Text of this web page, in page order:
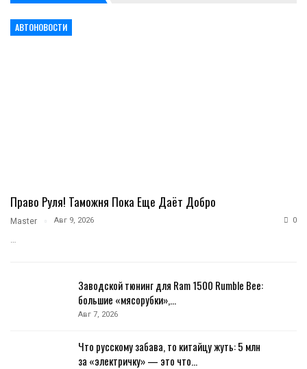
АВТОНОВОСТИ
Право Руля! Таможня Пока Еще Даёт Добро
Master Авг 9, 2026 0
…
Заводской тюнинг для Ram 1500 Rumble Bee:
большие «мясорубки»,…
Авг 7, 2026
Что русскому забава, то китайцу жуть: 5 млн
за «электричку» — это что…